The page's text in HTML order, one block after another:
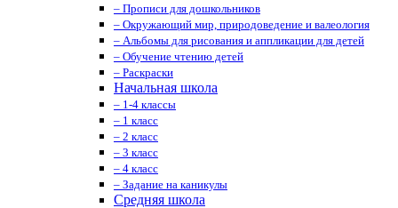
– Прописи для дошкольников
– Окружающий мир, природоведение и валеология
– Альбомы для рисования и аппликации для детей
– Обучение чтению детей
– Раскраски
Начальная школа
– 1-4 классы
– 1 класс
– 2 класс
– 3 класс
– 4 класс
– Задание на каникулы
Средняя школа